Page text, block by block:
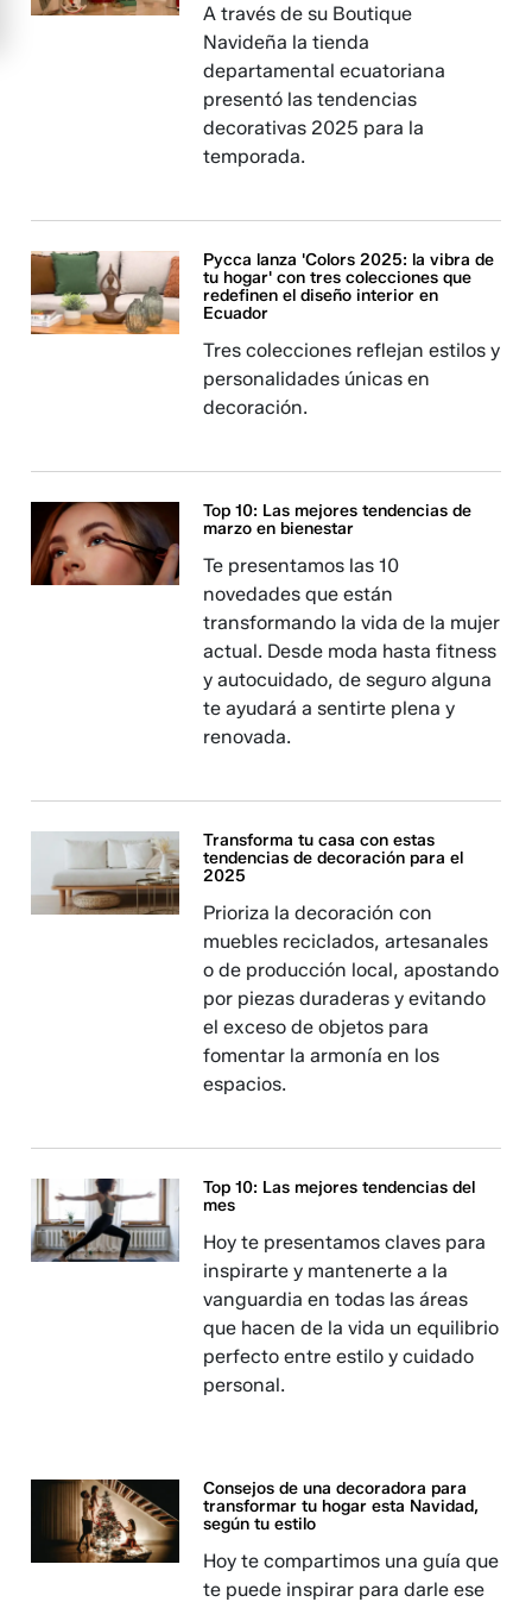
A través de su Boutique
Navideña la tienda
departamental ecuatoriana
presentó las tendencias
decorativas 2025 para la
temporada.
Pycca lanza 'Colors 2025: la vibra de
tu hogar' con tres colecciones que
redefinen el diseño interior en
Ecuador
Tres colecciones reflejan estilos y
personalidades únicas en
decoración.
Top 10: Las mejores tendencias de
marzo en bienestar
Te presentamos las 10
novedades que están
transformando la vida de la mujer
actual. Desde moda hasta fitness
y autocuidado, de seguro alguna
te ayudará a sentirte plena y
renovada.
Transforma tu casa con estas
tendencias de decoración para el
2025
Prioriza la decoración con
muebles reciclados, artesanales
o de producción local, apostando
por piezas duraderas y evitando
el exceso de objetos para
fomentar la armonía en los
espacios.
Top 10: Las mejores tendencias del
mes
Hoy te presentamos claves para
inspirarte y mantenerte a la
vanguardia en todas las áreas
que hacen de la vida un equilibrio
perfecto entre estilo y cuidado
personal.
Consejos de una decoradora para
transformar tu hogar esta Navidad,
según tu estilo
Hoy te compartimos una guía que
te puede inspirar para darle ese